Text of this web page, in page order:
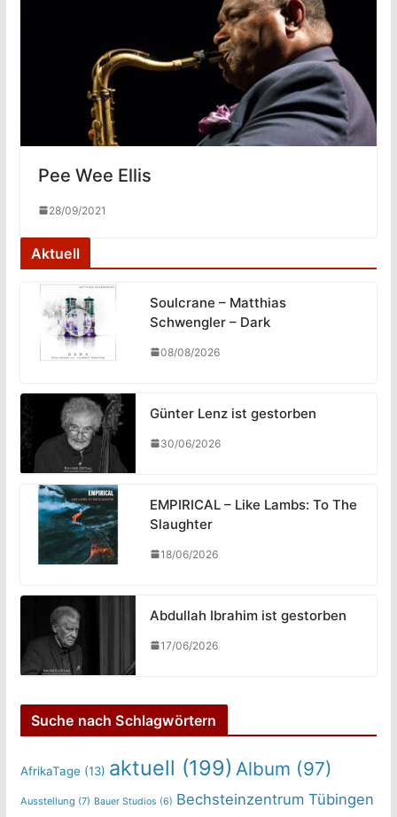
Pee Wee Ellis
28/09/2021
Aktuell
Soulcrane – Matthias
Schwengler – Dark
08/08/2026
Günter Lenz ist gestorben
30/06/2026
EMPIRICAL – Like Lambs: To The
Slaughter
18/06/2026
Abdullah Ibrahim ist gestorben
17/06/2026
Suche nach Schlagwörtern
AfrikaTage (13) aktuell (199) Album (97)
Ausstellung (7) Bauer Studios (6) Bechsteinzentrum Tübingen